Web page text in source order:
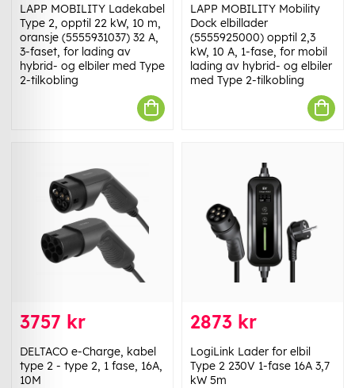
LAPP MOBILITY Ladekabel
Type 2, opptil 22 kW, 10 m,
oransje (5555931037) 32 A,
3-faset, for lading av
hybrid- og elbiler med Type
2-tilkobling
LAPP MOBILITY Mobility
Dock elbillader
(5555925000) opptil 2,3
kW, 10 A, 1-fase, for mobil
lading av hybrid- og elbiler
med Type 2-tilkobling
3757 kr
DELTACO e-Charge, kabel
type 2 - type 2, 1 fase, 16A,
10M
2873 kr
LogiLink Lader for elbil
Type 2 230V 1-fase 16A 3,7
kW 5m